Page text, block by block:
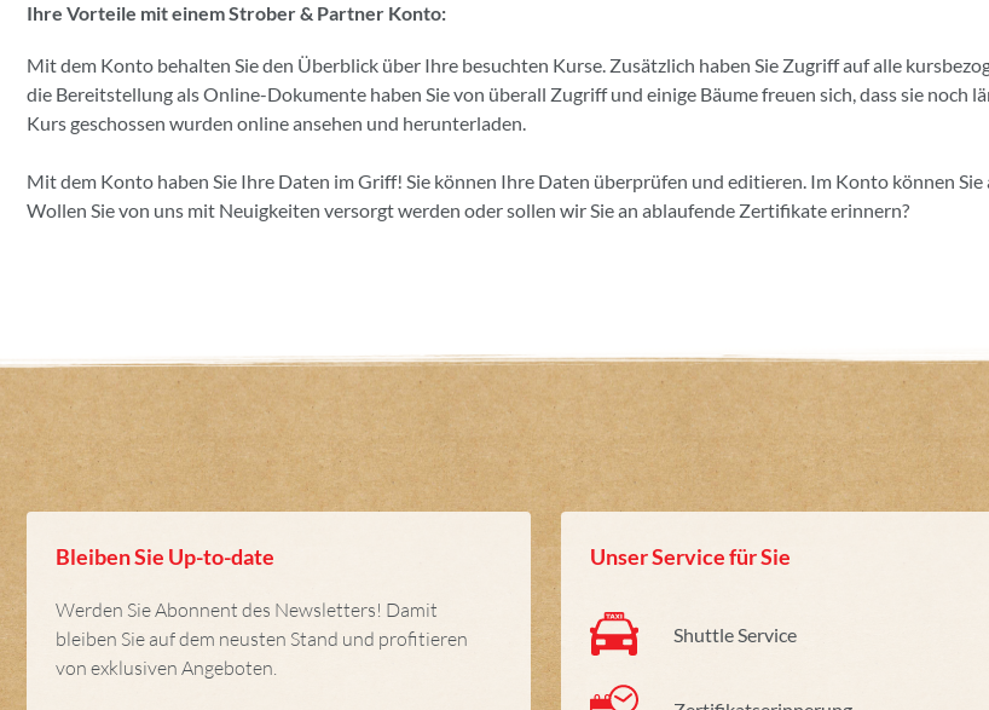
Ihre Vorteile mit einem Strober & Partner Konto:
Mit dem Konto behalten Sie den Überblick über Ihre besuchten Kurse. Zusätzlich haben Sie Zugriff auf alle
die Bereitstellung als Online-Dokumente haben Sie von überall Zugriff und einige Bäume freuen sich, dass sie noch
Kurs geschossen wurden online ansehen und herunterladen.
Mit dem Konto haben Sie Ihre Daten im Griff! Sie können Ihre Daten überprüfen und editieren. Im Konto können
Wollen Sie von uns mit Neuigkeiten versorgt werden oder sollen wir Sie an ablaufende Zertifikate erinnern?
Bleiben Sie Up-to-date
Werden Sie Abonnent des Newsletters! Damit
bleiben Sie auf dem neusten Stand und profitieren
von exklusiven Angeboten.
Unser Service für Sie
Shuttle Service